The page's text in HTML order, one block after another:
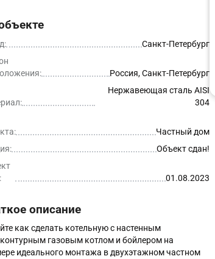
Санкт-Петербург
Россия, Санкт-Петербург
Нержавеющая сталь AISI
304
Частный дом
Объект сдан!
01.08.2023
описание
как сделать котельную с настенным
газовым котлом и бойлером на
идеального монтажа в двухэтажном частном